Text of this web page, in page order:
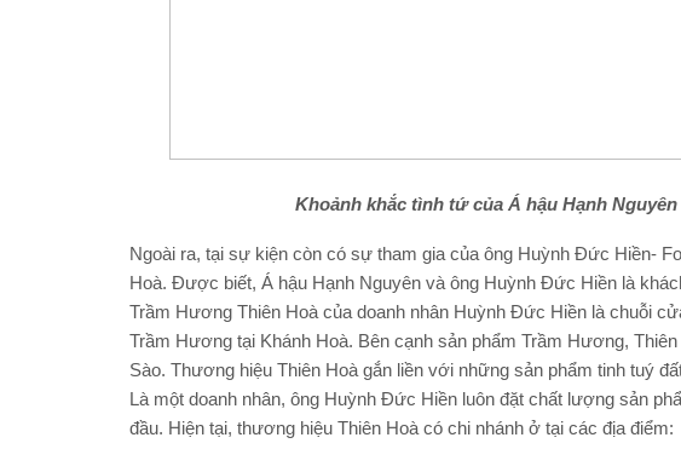
Khoảnh khắctình tứcủa Á hậu Hạnh
Ngoài ra, tại sự kiện còn có sự tham gia của ông Huỳnh Đức Hiền-
Hoà. Được biết, Á hậu Hạnh Nguyên và ông Huỳnh Đức Hiền là
Trầm Hương Thiên Hoà của doanh nhân Huỳnh Đức Hiền là chuỗi
Trầm Hương tại Khánh Hoà. Bên cạnh sản phẩm Trầm Hương,
Sào. Thương hiệu Thiên Hoà gắn liền với những sản phẩm tinh tuý
Là một doanh nhân, ông Huỳnh Đức Hiền luôn đặt chất lượng sản
đầu. Hiện tại, thương hiệu Thiên Hoà có chi nhánh ở tại các địa điểm: